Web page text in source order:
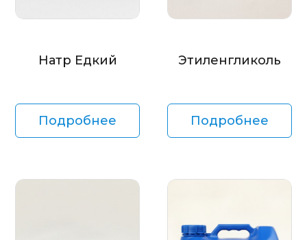
Натр Едкий
Подробнее
Этиленгликоль
Подробнее